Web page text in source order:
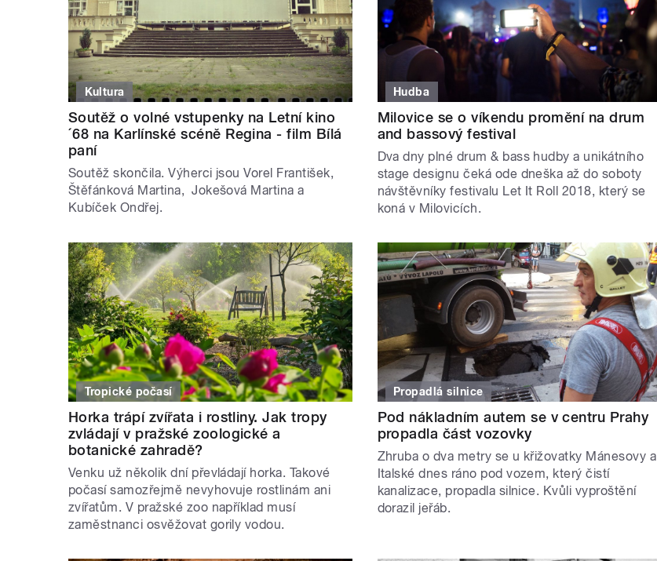
Kultura
Soutěž o volné vstupenky na Letní kino
´68 na Karlínské scéně Regina - film Bílá
paní
Soutěž skončila. Výherci jsou Vorel František,
Štěfánková Martina, Jokešová Martina a
Kubíček Ondřej.
Hudba
Milovice se o víkendu promění na drum
and bassový festival
Dva dny plné drum & bass hudby a unikátního
stage designu čeká ode dneška až do soboty
návštěvníky festivalu Let It Roll 2018, který se
koná v Milovicích.
Tropické počasí
Horka trápí zvířata i rostliny. Jak tropy
zvládají v pražské zoologické a
botanické zahradě?
Venku už několik dní převládají horka. Takové
počasí samozřejmě nevyhovuje rostlinám ani
zvířatům. V pražské zoo například musí
zaměstnanci osvěžovat gorily vodou.
Propadlá silnice
Pod nákladním autem se v centru Prahy
propadla část vozovky
Zhruba o dva metry se u křižovatky Mánesovy a
Italské dnes ráno pod vozem, který čistí
kanalizace, propadla silnice. Kvůli vyproštění
dorazil jeřáb.